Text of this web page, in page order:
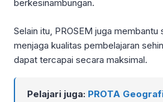
berkesinambungan.
Selain itu, PROSEM juga membantu
menjaga kualitas pembelajaran
dapat tercapai secara maksimal.
Pelajari juga: PROTA